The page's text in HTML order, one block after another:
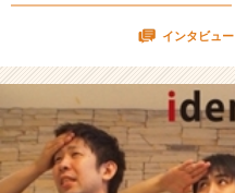
明
会
選
考
会
(｡･
ω･)
インタビュー